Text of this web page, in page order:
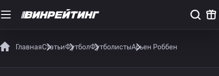
ГлавнаяСтатьиФутболФутболистыАрьен Роббен